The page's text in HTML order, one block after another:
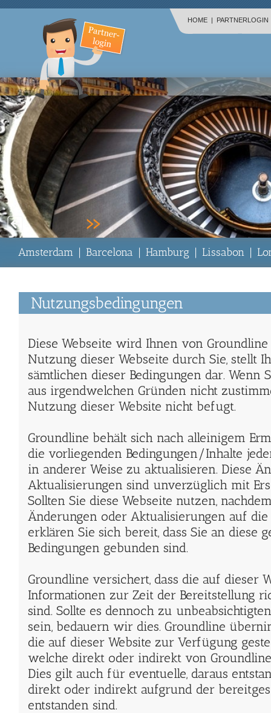
HOME | PARTNERLOGIN
Paris
Amsterdam | Barcelona | Hamburg | Lissabon |
Nutzungsbedingungen
Diese Webseite wird Ihnen von Groundline
Nutzung dieser Webseite durch Sie, stellt
sämtlichen dieser Bedingungen dar. Wenn
aus irgendwelchen Gründen nicht
Nutzung dieser Website nicht befugt.
Groundline behält sich nach alleinigem
die vorliegenden Bedingungen/Inhalte
in anderer Weise zu aktualisieren. Diese
Aktualisierungen sind unverzüglich mit
Sollten Sie diese Webseite nutzen,
Änderungen oder Aktualisierungen auf die
erklären Sie sich bereit, dass Sie an diese
Bedingungen gebunden sind.
Groundline versichert, dass die auf dieser
Informationen zur Zeit der Bereitstellung
sind. Sollte es dennoch zu
sein, bedauern wir dies. Groundline
die auf dieser Website zur Verfügung
welche direkt oder indirekt von
Dies gilt auch für eventuelle, daraus
direkt oder indirekt aufgrund der
entstanden sind.